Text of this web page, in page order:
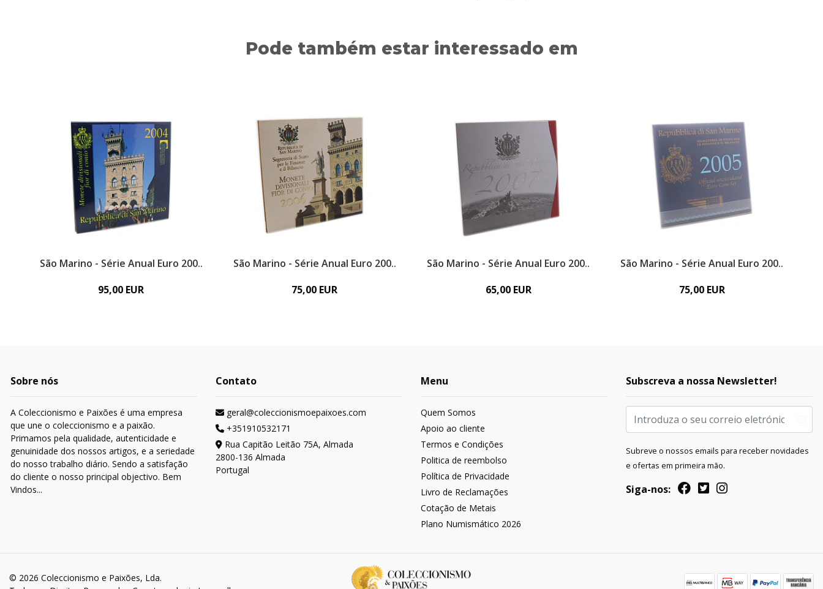
Pode também estar interessado em
São Marino - Série Anual Euro 200..
95,00 EUR
São Marino - Série Anual Euro 200..
75,00 EUR
São Marino - Série Anual Euro 200..
65,00 EUR
São Marino - Série Anual Euro 200..
75,00 EUR
Sobre nós
A Coleccionismo e Paixões é uma empresa
que une o coleccionismo e a paixão.
Primamos pela qualidade, autenticidade e
genuinidade dos nossos artigos, e a seriedade
do nosso trabalho diário. Sendo a satisfação
do cliente o nosso principal objectivo. Bem
Vindos...
Contato
geral@coleccionismoepaixoes.com
+351910532171
Rua Capitão Leitão 75A, Almada
2800-136 Almada
Portugal
Menu
Quem Somos
Apoio ao cliente
Termos e Condições
Politica de reembolso
Política de Privacidade
Livro de Reclamações
Cotação de Metais
Plano Numismático 2026
Subscreva a nossa Newsletter!
Subreve o nossos emails para receber novidades
e ofertas em primeira mão.
Siga-nos:
© 2026 Coleccionismo e Paixões, Lda.